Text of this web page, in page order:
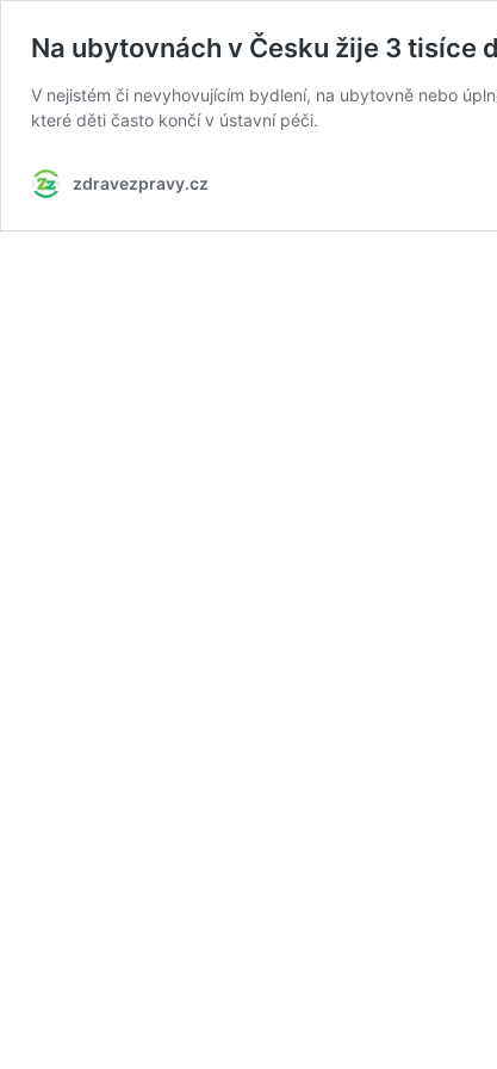
Na ubytovnách v Česku žije 3 tisíce
V nejistém či nevyhovujícím bydlení, na ubytovně nebo
které děti často končí v ústavní péči.
zdravezpravy.cz